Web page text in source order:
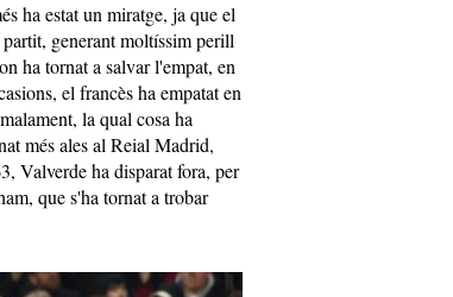
ha estat un miratge, ja que el
generant moltíssim perill
ha tornat a salvar l'empat, en
el francès ha empatat en
la qual cosa ha
més ales al Reial Madrid,
Valverde ha disparat fora, per
que s'ha tornat a trobar